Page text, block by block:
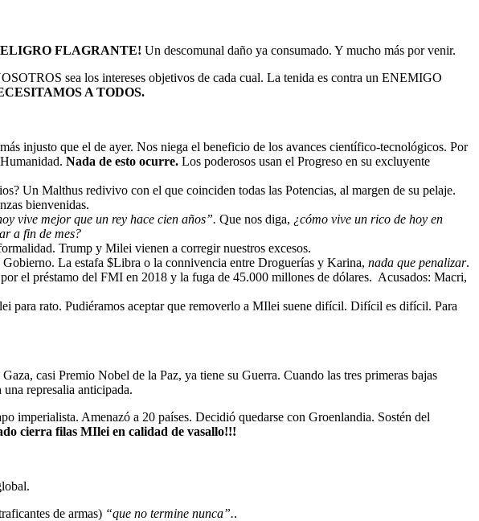
FLAGRANTE! Un descomunal daño ya consumado. Y mucho más por venir.
sea los intereses objetivos de cada cual. La tenida es contra un ENEMIGO
A TODOS.
injusto que el de ayer. Nos niega el beneficio de los avances científico-tecnológicos. Por
Nada de esto ocurre. Los poderosos usan el Progreso en su excluyente
Un Malthus redivivo con el que coinciden todas las Potencias, al margen de su pelaje.
bienvenidas.
vive mejor que un rey hace cien años”. Que nos diga, ¿cómo vive un rico de hoy en
a fin de mes?
Trump y Milei vienen a corregir nuestros excesos.
La estafa $Libra o la connivencia entre Droguerías y Karina, nada que penalizar.
el préstamo del FMI en 2018 y la fuga de 45.000 millones de dólares. Acusados: Macri,
para rato. Pudiéramos aceptar que removerlo a MIlei suene difícil. Difícil es difícil. Para
casi Premio Nobel de la Paz, ya tiene su Guerra. Cuando las tres primeras bajas
represalia anticipada.
imperialista. Amenazó a 20 países. Decidió quedarse con Groenlandia. Sostén del
cierra filas MIlei en calidad de vasallo!!!
de armas) “que no termine nunca”..